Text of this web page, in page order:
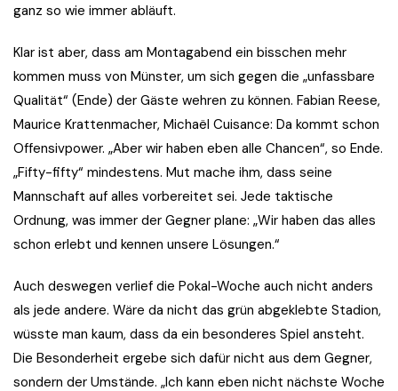
ganz so wie immer abläuft.
Klar ist aber, dass am Montagabend ein bisschen mehr
kommen muss von Münster, um sich gegen die „unfassbare
Qualität“ (Ende) der Gäste wehren zu können. Fabian Reese,
Maurice Krattenmacher, Michaël Cuisance: Da kommt schon
Offensivpower. „Aber wir haben eben alle Chancen“, so Ende.
„Fifty-fifty“ mindestens. Mut mache ihm, dass seine
Mannschaft auf alles vorbereitet sei. Jede taktische
Ordnung, was immer der Gegner plane: „Wir haben das alles
schon erlebt und kennen unsere Lösungen.“
Auch deswegen verlief die Pokal-Woche auch nicht anders
als jede andere. Wäre da nicht das grün abgeklebte Stadion,
wüsste man kaum, dass da ein besonderes Spiel ansteht.
Die Besonderheit ergebe sich dafür nicht aus dem Gegner,
sondern der Umstände. „Ich kann eben nicht nächste Woche